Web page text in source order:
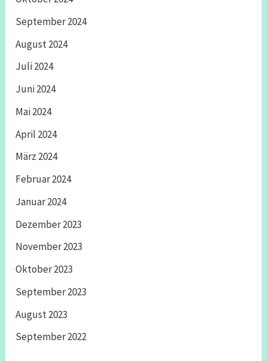
September 2024
August 2024
Juli 2024
Juni 2024
Mai 2024
April 2024
März 2024
Februar 2024
Januar 2024
Dezember 2023
November 2023
Oktober 2023
September 2023
August 2023
September 2022